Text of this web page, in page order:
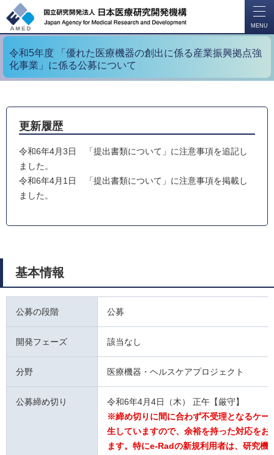
MENU
令和5年度 「優れた医療機器の創出に係る産業振興拠点強
化事業」に係る公募について
更新履歴
令和6年4月3日
「提出書類について」に注意事項を追記し
ました。
令和6年4月1日 「提出書類について」に注意事項を掲載し
ました。
基本情報
公募の段階 公募
開発フェーズ 該当なし
分野 医療機器・ヘルスケアプロジェクト
公募締め切り
令和6年4月4日（木） 正午【厳守】
※締め切りに間に合わず不受理となるケー
生していますので、余裕を持った対応をお
ます。特にe-Radの新規利用者は、研究機